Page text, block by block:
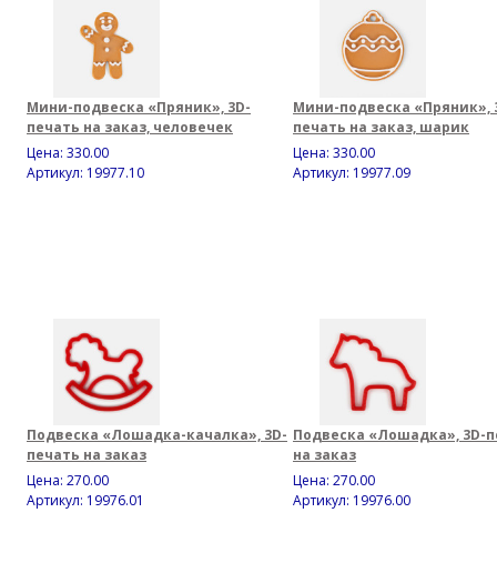
Мини-подвеска «Пряник», 3D-
печать на заказ, человечек
Цена: 330.00
Артикул: 19977.10
Мини-подвеска «Пряник»,
печать на заказ, шарик
Цена: 330.00
Артикул: 19977.09
Подвеска «Лошадка-качалка», 3D-
печать на заказ
Цена: 270.00
Артикул: 19976.01
Подвеска «Лошадка», 3D-
на заказ
Цена: 270.00
Артикул: 19976.00